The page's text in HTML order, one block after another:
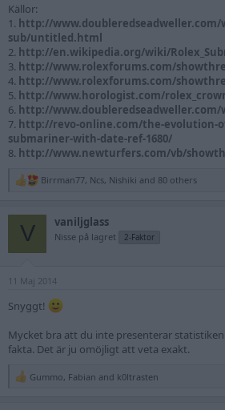
Källor:
1. http://
sub/untitled.html
2. http://en.wikipedia.org/wiki/
3. http://www.rolexforums.com/
4. http://www.rolexforums.com/
5. http://www.horologist.com/
6. http://
7. http://revo-online.com/the-evolution-
submariner-with-date-ref-1680/
8. http://www.newturfers.com/vb/
R
o
s
Birrman77, Ncs, Nishiki and 80 others
V vaniljglass
Nisse på lagret 2-Faktor
11 Maj 2014
Snyggt!
Mycket bra att du inte presenterar
fakta. Det är ju omöjligt att veta exakt.
R
Gummo, Fabian and k0ltrasten